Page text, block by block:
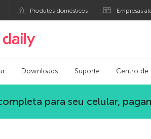
Produtos domésticos Empresas
oficial da Kaspersky
Downloads Suporte Centro de
para seu celular,